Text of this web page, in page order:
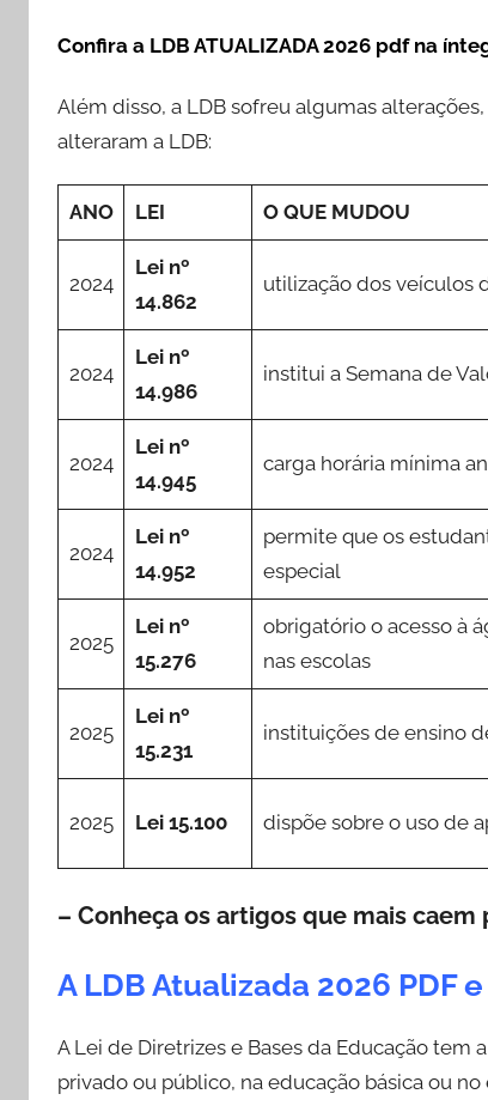
Confira a LDB ATUALIZADA 2026 pdf na
Além disso, a LDB sofreu algumas
alteraram a LDB:
ANO LEI O QUE MUDOU
2024
Lei nº
14.862
utilização dos veículos
2024
Lei nº
14.986
institui a Semana de
2024
Lei nº
14.945
carga horária mínima
2024
Lei nº
14.952
permite que os
especial
2025
Lei nº
15.276
obrigatório o acesso à
nas escolas
2025
Lei nº
15.231
instituições de ensino
2025 Lei 15.100 dispõe sobre o uso de
– Conheça os artigos que mais
A LDB Atualizada 2026 PDF
A Lei de Diretrizes e Bases da Educação tem
privado ou público, na educação básica ou no